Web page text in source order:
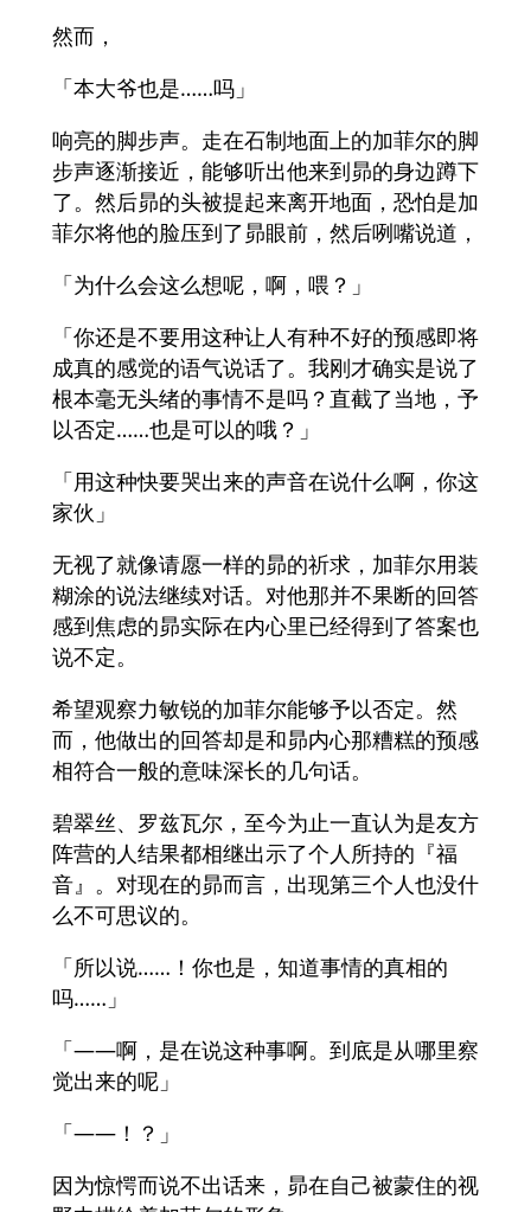
然而，
「本大爷也是……吗」
响亮的脚步声。走在石制地面上的加菲尔的脚
步声逐渐接近，能够听出他来到昴的身边蹲下
了。然后昴的头被提起来离开地面，恐怕是加
菲尔将他的脸压到了昴眼前，然后咧嘴说道，
「为什么会这么想呢，啊，喂？」
「你还是不要用这种让人有种不好的预感即将
成真的感觉的语气说话了。我刚才确实是说了
根本毫无头绪的事情不是吗？直截了当地，予
以否定……也是可以的哦？」
「用这种快要哭出来的声音在说什么啊，你这
家伙」
无视了就像请愿一样的昴的祈求，加菲尔用装
糊涂的说法继续对话。对他那并不果断的回答
感到焦虑的昴实际在内心里已经得到了答案也
说不定。
希望观察力敏锐的加菲尔能够予以否定。然
而，他做出的回答却是和昴内心那糟糕的预感
相符合一般的意味深长的几句话。
碧翠丝、罗兹瓦尔，至今为止一直认为是友方
阵营的人结果都相继出示了个人所持的『福
音』。对现在的昴而言，出现第三个人也没什
么不可思议的。
「所以说……！你也是，知道事情的真相的
吗……」
「——啊，是在说这种事啊。到底是从哪里察
觉出来的呢」
「——！？」
因为惊愕而说不出话来，昴在自己被蒙住的视